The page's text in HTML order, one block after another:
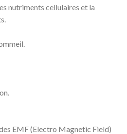
nutriments cellulaires et la
EMF (Electro Magnetic Field)